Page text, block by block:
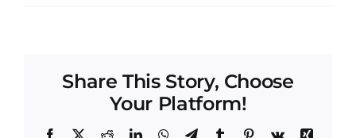
Share This Story, Choose
Your Platform!
Facebook
X RedditLinkedInWhatsApp
TelegramTumblrPinterest
Vk
Xing